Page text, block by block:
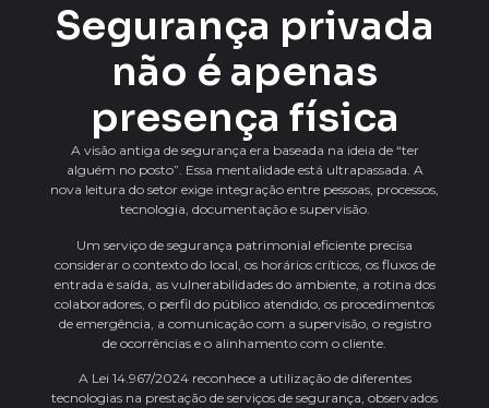
Segurança privada
não é apenas
presença física
A visão antiga de segurança era baseada na ideia de “ter
alguém no posto”. Essa mentalidade está ultrapassada. A
nova leitura do setor exige integração entre pessoas, processos,
tecnologia, documentação e supervisão.
Um serviço de segurança patrimonial eficiente precisa
considerar o contexto do local, os horários críticos, os fluxos de
entrada e saída, as vulnerabilidades do ambiente, a rotina dos
colaboradores, o perfil do público atendido, os procedimentos
de emergência, a comunicação com a supervisão, o registro
de ocorrências e o alinhamento com o cliente.
A Lei 14.967/2024 reconhece a utilização de diferentes
tecnologias na prestação de serviços de segurança, observados